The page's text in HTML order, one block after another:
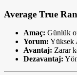
Average True
Amaç: Günlük
Yorum: Yüksek
Avantaj: Zarar
Dezavantaj: